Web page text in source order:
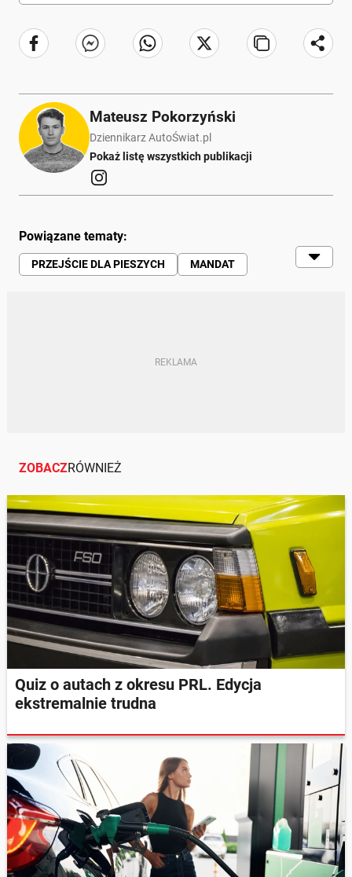
Mateusz Pokorzyński
Dziennikarz AutoŚwiat.pl
Pokaż listę wszystkich publikacji
Powiązane tematy:
PRZEJŚCIE DLA PIESZYCH
MANDAT
ZOBACZRÓWNIEŻ
Quiz o autach z okresu PRL. Edycja
ekstremalnie trudna